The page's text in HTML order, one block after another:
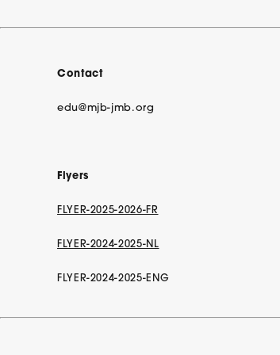
Contact
edu@mjb-jmb.org
Flyers
FLYER-2025-2026-FR
FLYER-2024-2025-NL
FLYER-2024-2025-ENG